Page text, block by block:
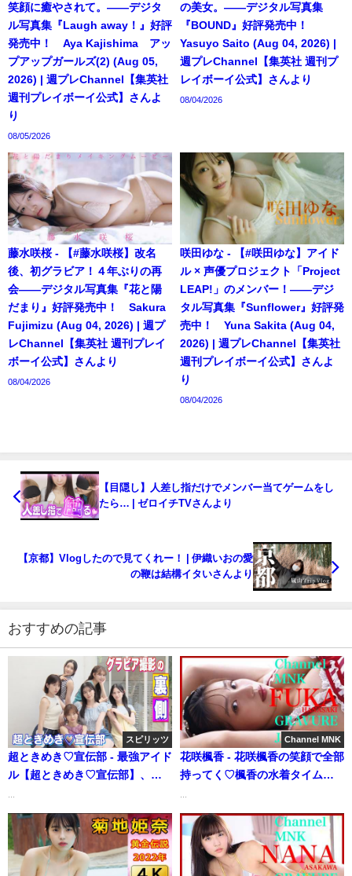
笑顔に癒やされて。――デジタ
ル写真集『Laugh away！』好評
発売中！ Aya Kajishima アッ
プアップガールズ(2) (Aug 05,
2026) | 週プレChannel【集英社
週刊プレイボーイ公式】さんよ
り
08/05/2026
の美女。――デジタル写真集
『BOUND』好評発売中！
Yasuyo Saito (Aug 04, 2026) |
週プレChannel【集英社 週刊プ
レイボーイ公式】さんより
08/04/2026
藤水咲桜 - 【#藤水咲桜】改名
後、初グラビア！４年ぶりの再
会――デジタル写真集『花と陽
だまり』好評発売中！ Sakura
Fujimizu (Aug 04, 2026) | 週プ
レChannel【集英社 週刊プレイ
ボーイ公式】さんより
08/04/2026
咲田ゆな - 【#咲田ゆな】アイド
ル × 声優プロジェクト「Project
LEAP!」のメンバー！――デジ
タル写真集『Sunflower』好評発
売中！ Yuna Sakita (Aug 04,
2026) | 週プレChannel【集英社
週刊プレイボーイ公式】さんよ
り
08/04/2026
【目隠し】人差し指だけでメンバー当てゲームをし
たら… | ゼロイチTVさんより
【京都】Vlogしたので見てくれー！ | 伊織いおの愛
の鞭は結構イタいさんより
おすすめの記事
スピリッツ
超ときめき♡宣伝部 - 最強アイド
ル【超ときめき♡宣伝部】、ビ
臨！ (Sep 25, 2025) | スピリッ
ツTubeさんより
Channel MNK
花咲楓香 - 花咲楓香の笑顔で全部
持ってく♡楓香の水着タイム
(May 16, 2025) | Channel MNK
さんより